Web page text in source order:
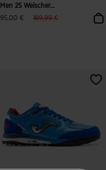
Men 25 Weischer...
95,00 €
label.price.reduced.from
189,99 €label.price.to
4,5 von 5 Kundenbewertungen